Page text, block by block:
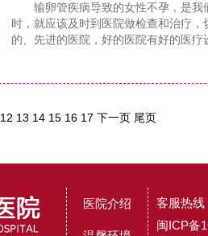
输卵管疾病导致的女性不孕，是我
时，就应该及时到医院做检查和治疗
的、先进的医院，好的医院有好的医疗
12 13 14 15 16 17 下一页 尾页
医院介绍
客服热线
闽ICP备